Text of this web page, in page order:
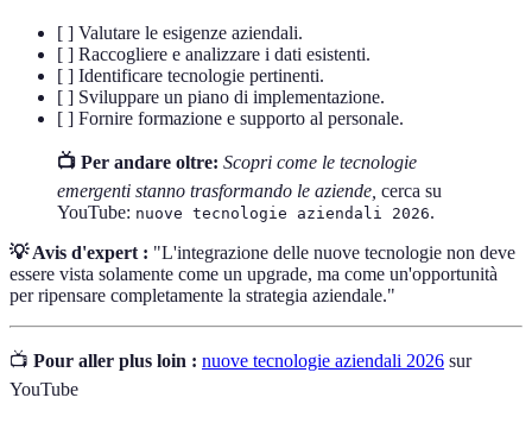
[ ] Valutare le esigenze aziendali.
[ ] Raccogliere e analizzare i dati esistenti.
[ ] Identificare tecnologie pertinenti.
[ ] Sviluppare un piano di implementazione.
[ ] Fornire formazione e supporto al personale.
📺 Per andare oltre: Scopri come le tecnologie
emergenti stanno trasformando le aziende, cerca su
YouTube: nuove tecnologie aziendali 2026.
💡 Avis d'expert : "L'integrazione delle nuove tecnologie non deve
essere vista solamente come un upgrade, ma come un'opportunità
per ripensare completamente la strategia aziendale."
📺 Pour aller plus loin : nuove tecnologie aziendali 2026 sur
YouTube